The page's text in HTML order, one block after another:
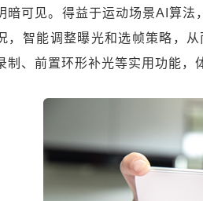
暗可见。得益于运动场景AI算
，智能调整曝光和选帧策略，
制、前置环形补光等实用功能，